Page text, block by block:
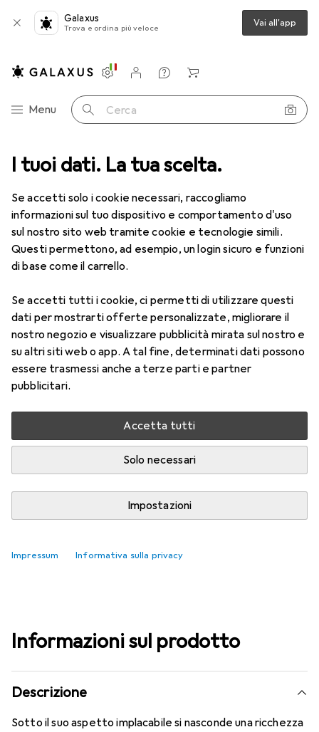
I tuoi dati. La tua scelta.
Se accetti solo i cookie necessari, raccogliamo
informazioni sul tuo dispositivo e comportamento d'uso
sul nostro sito web tramite cookie e tecnologie simili.
Questi permettono, ad esempio, un login sicuro e funzioni
di base come il carrello.
Se accetti tutti i cookie, ci permetti di utilizzare questi
dati per mostrarti offerte personalizzate, migliorare il
nostro negozio e visualizzare pubblicità mirata sul nostro e
su altri siti web o app. A tal fine, determinati dati possono
essere trasmessi anche a terze parti e partner
pubblicitari.
Accetta tutti
Solo necessari
Impostazioni
Impressum Informativa sulla privacy
Galaxus
Trova e ordina più veloce Vai all'app
Categoria Navigazione
Menu Cerca
Impostazioni
Conto cliente
Liste di confronto
Liste dei desideri
Carrello
Componenti PC Scheda madre
9 immagini
AsRock B550M-HDV
AM4, AMD B550, mATX
Prezzo in EUR IVA incl.
EUR
80,16
9
Valutazioni
Consegnato ven, 14/8
Solo 2 pezzi in stock
spedizione gratuita
Informazioni sul prodotto
Descrizione
Sotto il suo aspetto implacabile si nasconde una ricchezza